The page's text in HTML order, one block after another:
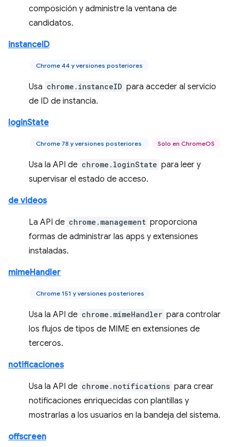
composición y administre la ventana de
candidatos.
instanceID
Chrome 44 y versiones posteriores
Usa chrome.instanceID para acceder al servicio
de ID de instancia.
loginState
Chrome 78 y versiones posteriores Solo en ChromeOS
Usa la API de chrome.loginState para leer y
supervisar el estado de acceso.
de videos
La API de chrome.management proporciona
formas de administrar las apps y extensiones
instaladas.
mimeHandler
Chrome 151 y versiones posteriores
Usa la API de chrome.mimeHandler para controlar
los flujos de tipos de MIME en extensiones de
terceros.
notificaciones
Usa la API de chrome.notifications para crear
notificaciones enriquecidas con plantillas y
mostrarlas a los usuarios en la bandeja del sistema.
offscreen